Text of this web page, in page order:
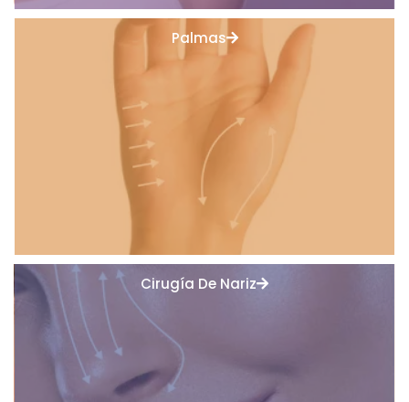
Palmas
Cirugía De Nariz